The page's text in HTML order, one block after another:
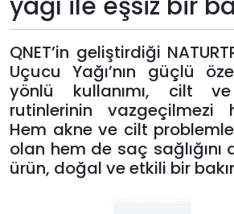
Giriş
Yap
QNET’in geliştirdiği
Uçucu Yağı’nın güçlü
yönlü kullanımı, cilt
rutinlerinin vazgeçilmezi
Hem akne ve cilt
olan hem de saç sağlığını
ürün, doğal ve etkili bir